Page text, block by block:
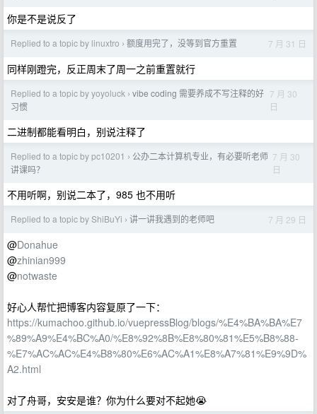
你是不是说反了
Replied to a topic by linuxtro › 额度用完了，没等到官方重置 7 月 31 日
同样刚蹬完，反正周末了周一之前重置就行
Replied to a topic by yoyoluck › vibe coding 需要养成不写注释的好
习惯
7 月 30
日
二进制都能看明白，别说注释了
Replied to a topic by pc10201 › 公办二本计算机专业，有必要听老师
讲课吗？
7 月 30
日
不用听啊，别说二本了，985 也不用听
Replied to a topic by ShiBuYi › 讲一讲我遇到的老师吧 7 月 29 日
@Donahue
@zhinian999
@notwaste
好心人帮忙把博客内容复原了一下：
https://kumachoo.github.io/vuepressBlog/blogs/%E4%BA%BA%E7
%89%A9%E4%BC%A0/%E8%92%8B%E8%80%81%E5%B8%88-
%E7%AC%AC%E4%B8%80%E6%AC%A1%E8%A7%81%E9%9D%
A2.html
对了舟哥，安安是谁？你为什么要对不起她😭